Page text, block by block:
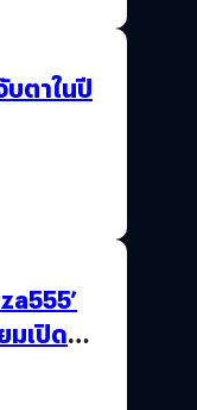
ตาในปี
มเปิด